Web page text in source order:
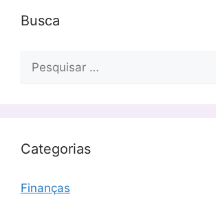
Busca
por:
Categorias
Finanças